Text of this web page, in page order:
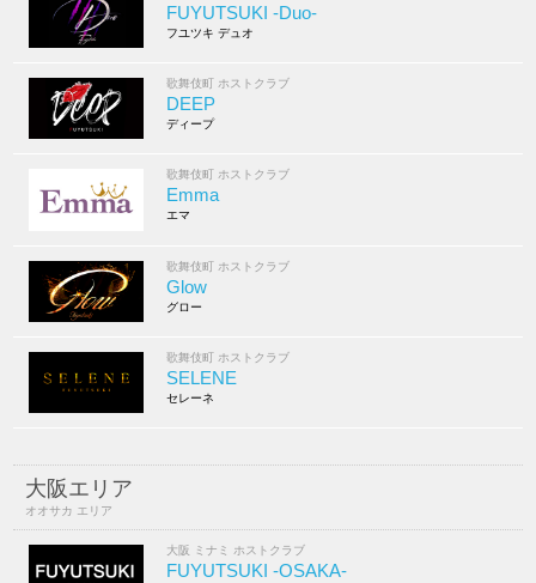
FUYUTSUKI -Duo-
フユツキ デュオ
歌舞伎町 ホストクラブ
DEEP
ディープ
歌舞伎町 ホストクラブ
Emma
エマ
歌舞伎町 ホストクラブ
Glow
グロー
歌舞伎町 ホストクラブ
SELENE
セレーネ
大阪エリア
オオサカ エリア
大阪 ミナミ ホストクラブ
FUYUTSUKI -OSAKA-